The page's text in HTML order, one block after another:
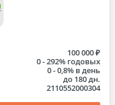
100 000 ₽
0 - 292% годовых
0 - 0,8% в день
до 180 дн.
2110552000304